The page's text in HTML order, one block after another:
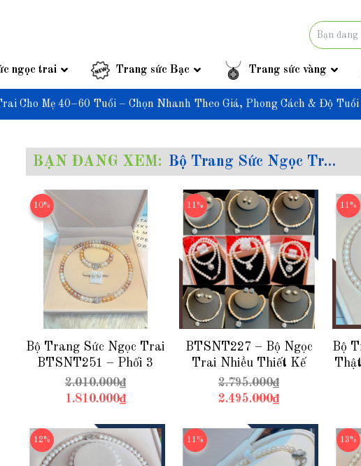
ngọc trai Trang sức Bạc Trang sức vàng
Cho Mẹ 40–60 Tuổi – Chọn Nhanh Theo Giá, Phong Cách & Độ Tuổi
BẠN ĐANG XEM: Bộ Trang Sức Ngọc Trai Cho Mẹ 40–60 Tuổi – Chọn Nhanh Theo Giá, Phong Cách & Độ Tuổi
10%
Bộ Trang Sức Ngọc Trai
BTSNT251 – Phối 3
Màu Pastel Trẻ Trung &
Thanh Lịch
2.010.000₫
1.810.000₫
11%
BTSNT227 – Bộ Ngọc
Trai Nhiều Thiết Kế
Trong Một Mã, Chọn
Riêng Từng Set Theo
2.795.000₫
2.495.000₫
11%
Bộ
12% 11% 13%